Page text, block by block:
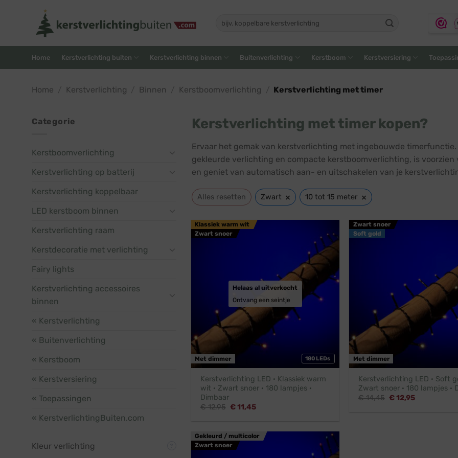
naar:
Home Kerstverlichting buiten Kerstverlichting binnen Buitenverlichting Kerstboom Kerstversiering
Home Kerstverlichting Binnen Kerstboomverlichting Kerstverlichting met timer
Categorie
Kerstboomverlichting
Kerstverlichting op batterij
Kerstverlichting koppelbaar
LED kerstboom binnen
Kerstverlichting raam
Kerstdecoratie met verlichting
Fairy lights
Kerstverlichting accessoires
binnen
« Kerstverlichting
« Buitenverlichting
« Kerstboom
« Kerstversiering
« Toepassingen
« KerstverlichtingBuiten.com
Kleur verlichting
Kerstverlichting met timer kopen?
Ervaar het gemak van kerstverlichting met ingebouwde
gekleurde verlichting en compacte kerstboomverlichting, is
en geniet van automatisch aan- en uitschakelen van je
Alles resetten Zwart × 10 tot 15 meter ×
180 LEDs
Klassiek warm wit
Zwart snoer
Met dimmer
Helaas al uitverkocht
Ontvang een seintje
Kerstverlichting LED · Klassiek warm
wit · Zwart snoer · 180 lampjes ·
Dimbaar
€12,95 Oorspronkelijke
€11,45Huidige
Zwart snoer
Soft gold
Met dimmer
Kerstverlichting LED · Soft
Zwart snoer · 180 lampjes ·
€14,45 Oorspronkelijke
€12,95Huidige
Gekleurd / multicolor
Zwart snoer